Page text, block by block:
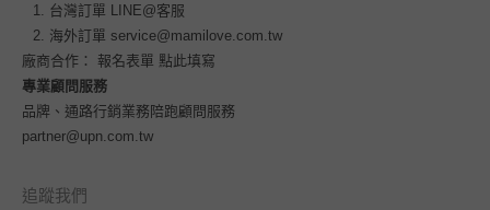
台灣訂單
LINE@客服
海外訂單 service@mamilove.com.tw
廠商合作： 報名表單 點此填寫
專業顧問服務
品牌、通路行銷業務陪跑顧問服務
partner@upn.com.tw
追蹤我們